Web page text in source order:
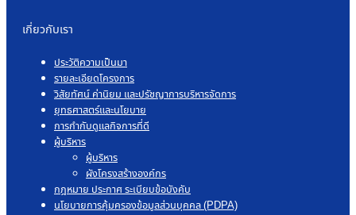
เกี่ยวกับเรา
ประวัติความเป็นมา
รายละเอียดโครงการ
วิสัยทัศน์ ค่านิยม และปรัชญาการบริหารจัดการ
ยุทธศาสตร์และนโยบาย
การกำกับดูแลกิจการที่ดี
ผู้บริหาร
ผู้บริหาร
ผังโครงสร้างองค์กร
กฎหมาย ประกาศ ระเบียบข้อบังคับ
นโยบายการคุ้มครองข้อมูลส่วนบุคคล (PDPA)